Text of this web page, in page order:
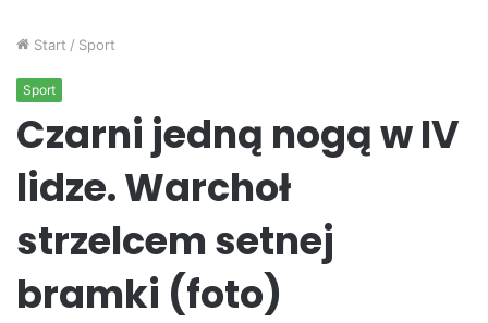
Start / Sport
Sport
Czarni jedną nogą w IV
lidze. Warchoł
strzelcem setnej
bramki (foto)